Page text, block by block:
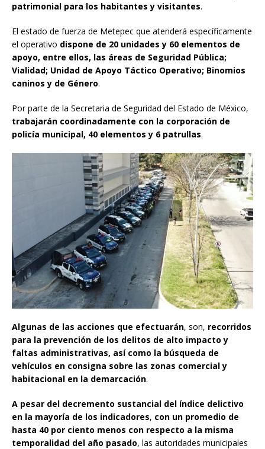
patrimonial para los habitantes y visitantes.
El estado de fuerza de Metepec que atenderá específicamente
el operativo dispone de 20 unidades y 60 elementos de
apoyo, entre ellos, las áreas de Seguridad Pública;
Vialidad; Unidad de Apoyo Táctico Operativo; Binomios
caninos y de Género.
Por parte de la Secretaria de Seguridad del Estado de México,
trabajarán coordinadamente con la corporación de
policía municipal, 40 elementos y 6 patrullas.
Algunas de las acciones que efectuarán, son, recorridos
para la prevención de los delitos de alto impacto y
faltas administrativas, así como la búsqueda de
vehículos en consigna sobre las zonas comercial y
habitacional en la demarcación.
A pesar del decremento sustancial del índice delictivo
en la mayoría de los indicadores, con un promedio de
hasta 40 por ciento menos con respecto a la misma
temporalidad del año pasado, las autoridades municipales